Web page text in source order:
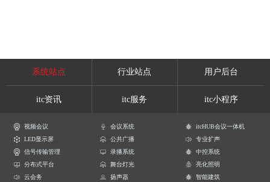
系统站点 行业站点 用户后台
itc资讯 itc服务 itc小程序
视频会议 会议系统
itcHUB会议一体机
LED显示屏
公共广播
专业扩声
信号传输管理
录播系统
中控系统
分布式平台
舞台灯光
亮化照明
云会务
扬声器
智能建筑